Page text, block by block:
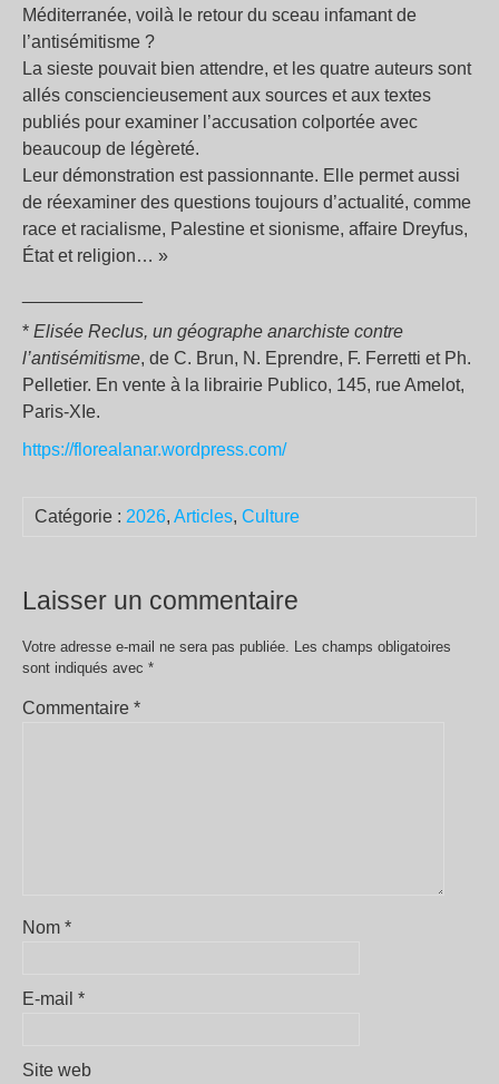
Méditerranée, voilà le retour du sceau infamant de
l’antisémitisme ?
La sieste pouvait bien attendre, et les quatre auteurs sont
allés consciencieusement aux sources et aux textes
publiés pour examiner l’accusation colportée avec
beaucoup de légèreté.
Leur démonstration est passionnante. Elle permet aussi
de réexaminer des questions toujours d’actualité, comme
race et racialisme, Palestine et sionisme, affaire Dreyfus,
État et religion… »
* Elisée Reclus, un géographe anarchiste contre
l’antisémitisme, de C. Brun, N. Eprendre, F. Ferretti et Ph.
Pelletier. En vente à la librairie Publico, 145, rue Amelot,
Paris-XIe.
https://florealanar.wordpress.com/
Catégorie : 2026, Articles, Culture
Laisser un commentaire
Votre adresse e-mail ne sera pas publiée. Les champs obligatoires
sont indiqués avec *
Commentaire *
Nom *
E-mail *
Site web